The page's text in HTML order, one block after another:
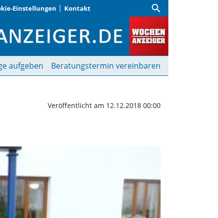
Einstellungen Kontakt search
aufgeben Beratungstermin vereinbaren
Veröffentlicht am 12.12.2018 00:00